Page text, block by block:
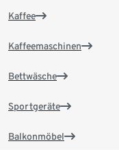
Kaffee
Kaffeemaschinen
Bettwäsche
Sportgeräte
Balkonmöbel